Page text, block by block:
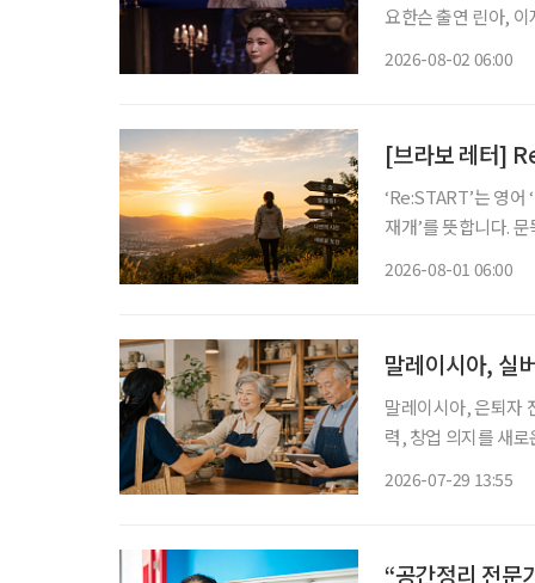
요한슨 출연 린아, 이
2026-08-02 06:00
[브라보 레터]
‘Re:START’는 영
재개’를 뜻합니다.
2026-08-01 06:00
말레이시아, 실
말레이시아, 은퇴자 전용
력, 창업 의지를 새
2026-07-29 13:55
“공간정리 전문